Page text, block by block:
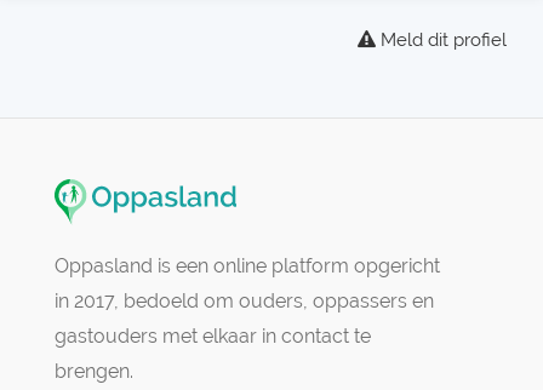
Meld dit profiel
Oppasland is een online platform opgericht
in 2017, bedoeld om ouders, oppassers en
gastouders met elkaar in contact te
brengen.